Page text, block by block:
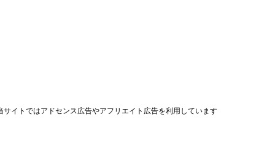
サイトではアドセンス広告やアフリエイト広告を利用しています